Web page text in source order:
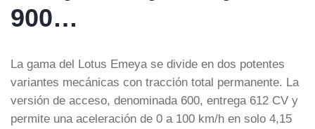
900…
La gama del Lotus Emeya se divide en dos potentes
variantes mecánicas con tracción total permanente. La
versión de acceso, denominada 600, entrega 612 CV y
permite una aceleración de 0 a 100 km/h en solo 4,15